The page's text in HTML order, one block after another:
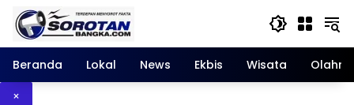
Langsung
konten
Beranda
Lokal News Ekbis Wisata
×